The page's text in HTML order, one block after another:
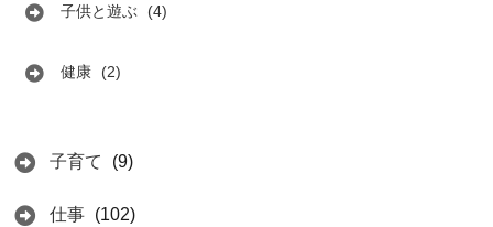
子供と遊ぶ (4)
健康 (2)
子育て (9)
仕事 (102)